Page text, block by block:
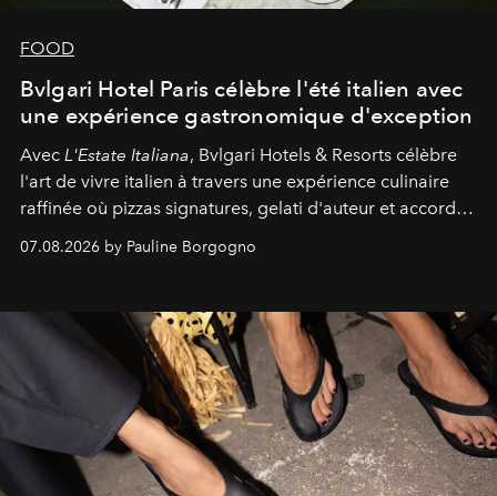
FOOD
Bvlgari Hotel Paris célèbre l'été italien avec
une expérience gastronomique d'exception
Avec L'Estate Italiana, Bvlgari Hotels & Resorts célèbre
l'art de vivre italien à travers une expérience culinaire
raffinée où pizzas signatures, gelati d'auteur et accords
d'exception composent un véritable voyage sensoriel.
07.08.2026 by Pauline Borgogno